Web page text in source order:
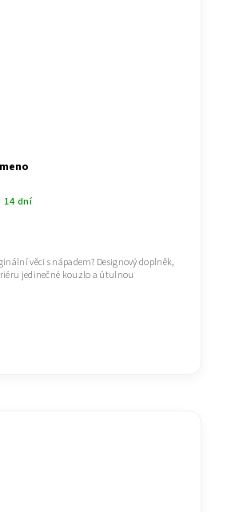
14 dní
věci s nápadem? Designový doplněk,
jedinečné kouzlo a útulnou